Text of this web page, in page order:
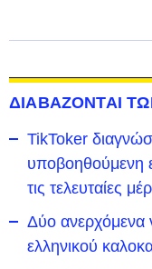
ΔΙΑΒΑΖΟΝΤΑΙ
TikToker
υποβοηθούμενη
τις τελευταίες
Δύο ανερχόμενα
ελληνικού